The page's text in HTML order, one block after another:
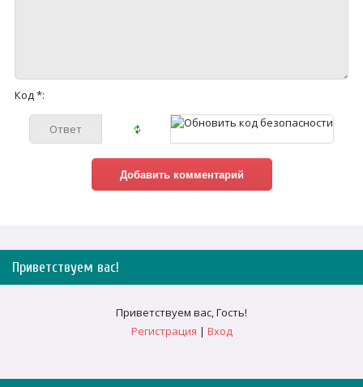
Код *:
Приветствуем вас!
Приветствуем вас,Гость!
Регистрация | Вход